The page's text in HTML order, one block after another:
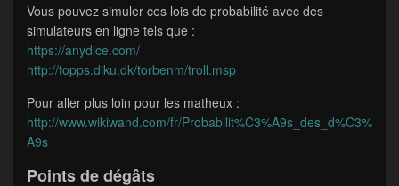
Vous pouvez simuler ces lois de probabilité avec des
simulateurs en ligne tels que :
https://anydice.com/
http://topps.diku.dk/torbenm/troll.msp
Pour aller plus loin pour les matheux :
http://www.wikiwand.com/fr/Probabilit%C3%A9s_des_d%C3%
A9s
Points de dégâts